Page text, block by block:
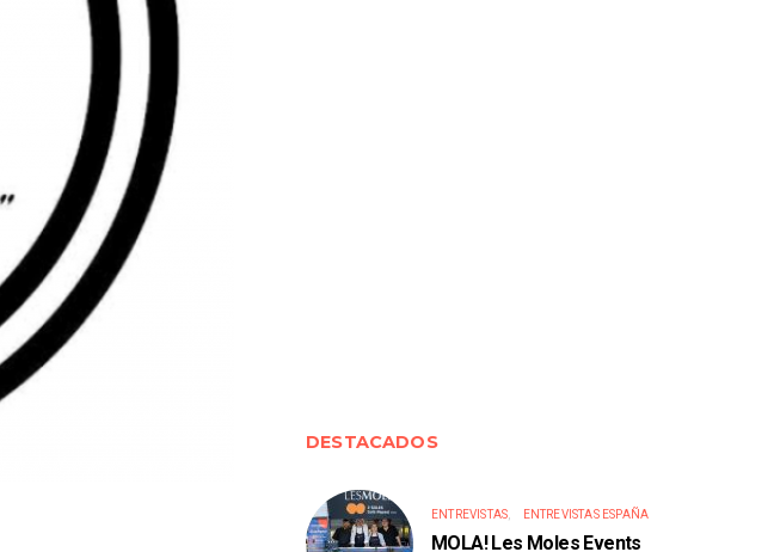
DESTACADOS
ENTREVISTAS ENTREVISTAS ESPAÑA
MOLA! Les Moles Events